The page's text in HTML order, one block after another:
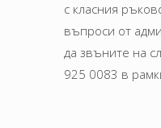
с класния
въпроси от
да звъните на
925 0083 в